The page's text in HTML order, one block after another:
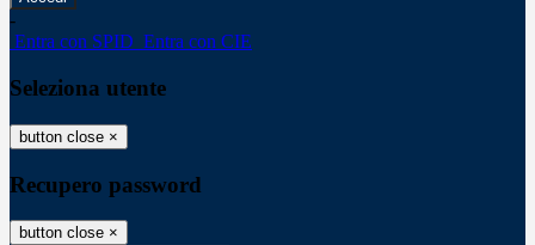
-
Entra con SPID Entra con CIE
Seleziona utente
button close ×
Recupero password
button close ×